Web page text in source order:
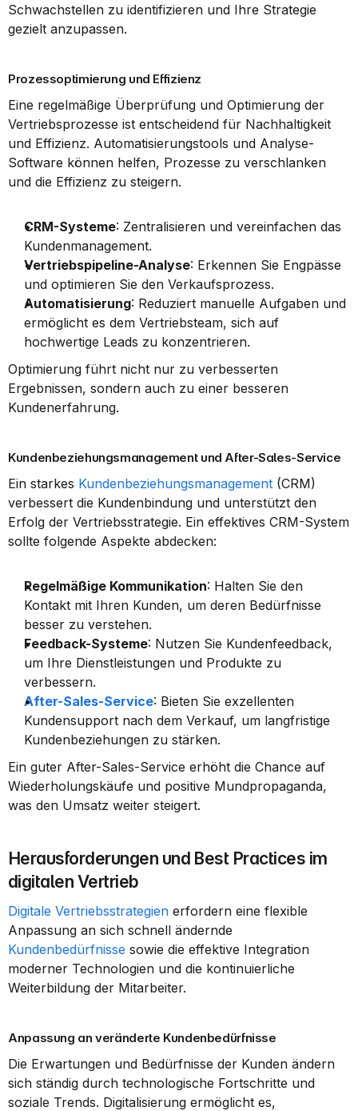
Schwachstellen zu identifizieren und Ihre Strategie
gezielt anzupassen.
Prozessoptimierung und Effizienz
Eine regelmäßige Überprüfung und Optimierung der
Vertriebsprozesse ist entscheidend für Nachhaltigkeit
und Effizienz. Automatisierungstools und Analyse-
Software können helfen, Prozesse zu verschlanken
und die Effizienz zu steigern.
CRM-Systeme: Zentralisieren und vereinfachen das
Kundenmanagement.
Vertriebspipeline-Analyse: Erkennen Sie Engpässe
und optimieren Sie den Verkaufsprozess.
Automatisierung: Reduziert manuelle Aufgaben und
ermöglicht es dem Vertriebsteam, sich auf
hochwertige Leads zu konzentrieren.
Optimierung führt nicht nur zu verbesserten
Ergebnissen, sondern auch zu einer besseren
Kundenerfahrung.
Kundenbeziehungsmanagement und After-Sales-Service
Ein starkes Kundenbeziehungsmanagement (CRM)
verbessert die Kundenbindung und unterstützt den
Erfolg der Vertriebsstrategie. Ein effektives CRM-System
sollte folgende Aspekte abdecken:
Regelmäßige Kommunikation: Halten Sie den
Kontakt mit Ihren Kunden, um deren Bedürfnisse
besser zu verstehen.
Feedback-Systeme: Nutzen Sie Kundenfeedback,
um Ihre Dienstleistungen und Produkte zu
verbessern.
After-Sales-Service: Bieten Sie exzellenten
Kundensupport nach dem Verkauf, um langfristige
Kundenbeziehungen zu stärken.
Ein guter After-Sales-Service erhöht die Chance auf
Wiederholungskäufe und positive Mundpropaganda,
was den Umsatz weiter steigert.
Herausforderungen und Best Practices im
digitalen Vertrieb
Digitale Vertriebsstrategien erfordern eine flexible
Kundenbedürfnisse sowie die effektive Integration
moderner Technologien und die kontinuierliche
Weiterbildung der Mitarbeiter.
Anpassung an veränderte Kundenbedürfnisse
Die Erwartungen und Bedürfnisse der Kunden ändern
sich ständig durch technologische Fortschritte und
soziale Trends. Digitalisierung ermöglicht es,